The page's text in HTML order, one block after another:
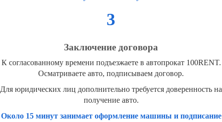
3
Заключение договора
К согласованному времени подъезжаете в автопрокат 100RENT.
Осматриваете авто, подписываем договор.
Для юридических лиц дополнительно требуется доверенность на
получение авто.
Около 15 минут занимает оформление машины и подписание